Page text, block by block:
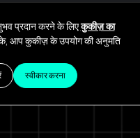
प्रदान करने के लिएकुकीज़ का
आप कुकीज़ के उपयोग की अनुमति
स्वीकार करना